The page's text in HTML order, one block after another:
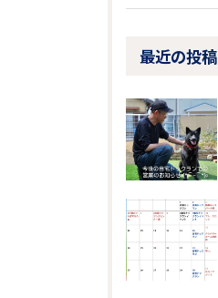
最近の投稿